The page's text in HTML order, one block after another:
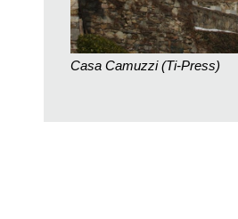
Casa Camuzzi (Ti-Press)